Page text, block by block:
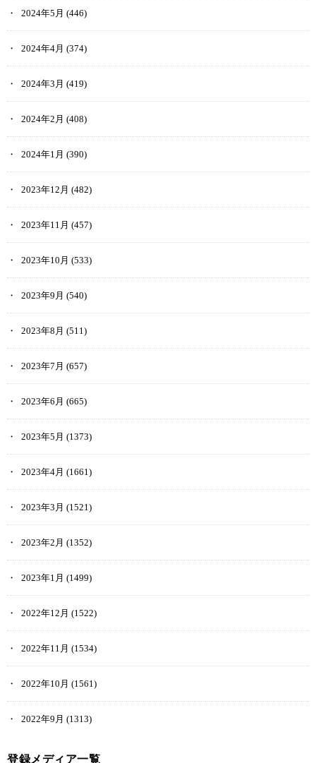
2024年5月 (446)
2024年4月 (374)
2024年3月 (419)
2024年2月 (408)
2024年1月 (390)
2023年12月 (482)
2023年11月 (457)
2023年10月 (533)
2023年9月 (540)
2023年8月 (511)
2023年7月 (657)
2023年6月 (665)
2023年5月 (1373)
2023年4月 (1661)
2023年3月 (1521)
2023年2月 (1352)
2023年1月 (1499)
2022年12月 (1522)
2022年11月 (1534)
2022年10月 (1561)
2022年9月 (1313)
登録メディア一覧